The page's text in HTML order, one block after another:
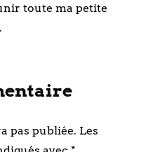
toute ma petite
pas publiée. Les